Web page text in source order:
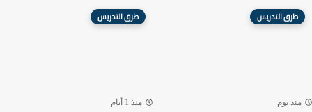
طرق التدريس
منذ يوم
طرق التدريس
منذ 1 أيام